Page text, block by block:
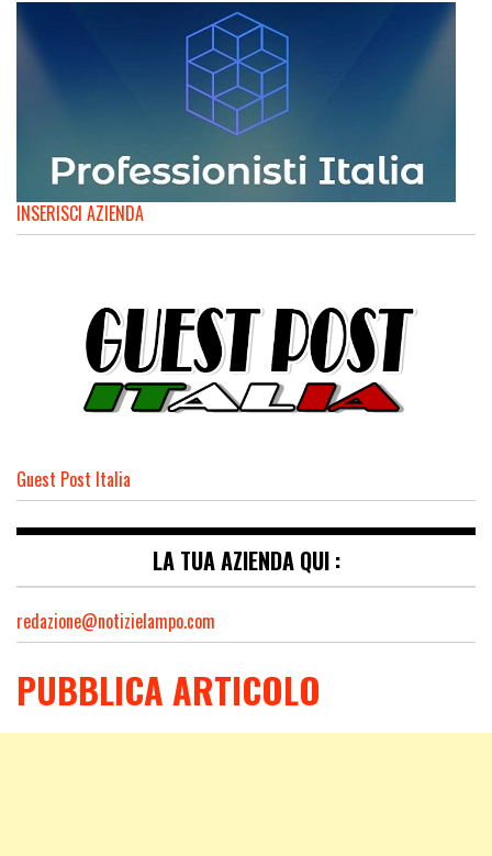
INSERISCI AZIENDA
Guest Post Italia
LA TUA AZIENDA QUI :
redazione@notizielampo.com
PUBBLICA ARTICOLO